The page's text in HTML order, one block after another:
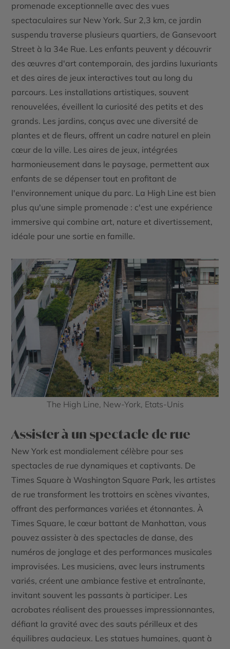
promenade exceptionnelle avec des vues
spectaculaires sur New York. Sur 2,3 km, ce jardin
suspendu traverse plusieurs quartiers, de Gansevoort
Street à la 34e Rue. Les enfants peuvent y découvrir
des œuvres d'art contemporain, des jardins luxuriants
et des aires de jeux interactives tout au long du
parcours. Les installations artistiques, souvent
renouvelées, éveillent la curiosité des petits et des
grands. Les jardins, conçus avec une diversité de
plantes et de fleurs, offrent un cadre naturel en plein
cœur de la ville. Les aires de jeux, intégrées
harmonieusement dans le paysage, permettent aux
enfants de se dépenser tout en profitant de
l'environnement unique du parc. La High Line est bien
plus qu'une simple promenade : c'est une expérience
immersive qui combine art, nature et divertissement,
idéale pour une sortie en famille.
The High Line, New-York, Etats-Unis
Assister à un spectacle de rue
New York est mondialement célèbre pour ses
spectacles de rue dynamiques et captivants. De
Times Square à Washington Square Park, les artistes
de rue transforment les trottoirs en scènes vivantes,
offrant des performances variées et étonnantes. À
Times Square, le cœur battant de Manhattan, vous
pouvez assister à des spectacles de danse, des
numéros de jonglage et des performances musicales
improvisées. Les musiciens, avec leurs instruments
variés, créent une ambiance festive et entraînante,
invitant souvent les passants à participer. Les
acrobates réalisent des prouesses impressionnantes,
défiant la gravité avec des sauts périlleux et des
équilibres audacieux. Les statues humaines, quant à